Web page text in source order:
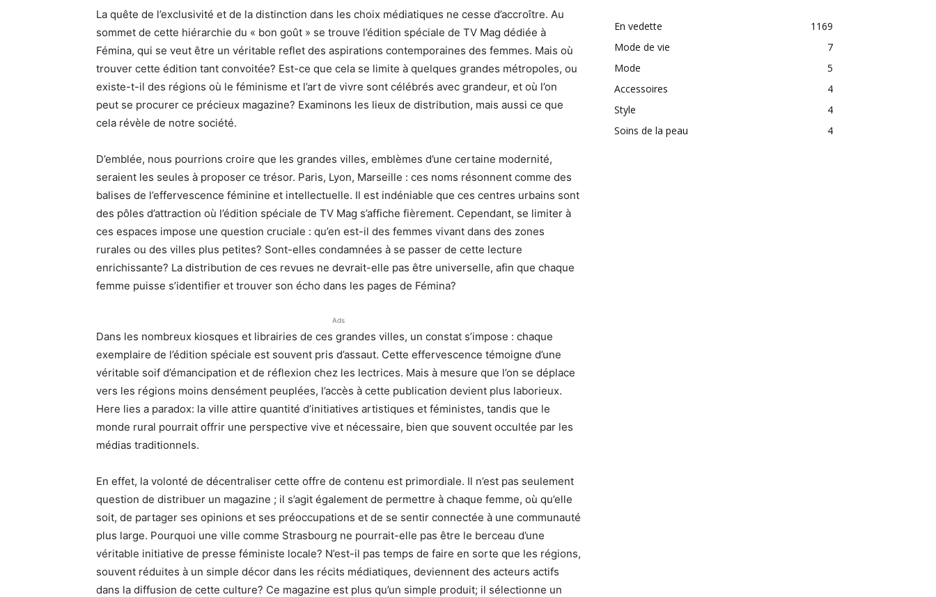
La quête de l’exclusivité et de la distinction dans les choix médiatiques ne cesse d’accroître. Au
sommet de cette hiérarchie du « bon goût » se trouve l’édition spéciale de TV Mag dédiée à
Fémina, qui se veut être un véritable reflet des aspirations contemporaines des femmes. Mais où
trouver cette édition tant convoitée? Est-ce que cela se limite à quelques grandes métropoles, ou
existe-t-il des régions où le féminisme et l’art de vivre sont célébrés avec grandeur, et où l’on
peut se procurer ce précieux magazine? Examinons les lieux de distribution, mais aussi ce que
cela révèle de notre société.
D’emblée, nous pourrions croire que les grandes villes, emblèmes d’une certaine modernité,
seraient les seules à proposer ce trésor. Paris, Lyon, Marseille : ces noms résonnent comme des
balises de l’effervescence féminine et intellectuelle. Il est indéniable que ces centres urbains sont
des pôles d’attraction où l’édition spéciale de TV Mag s’affiche fièrement. Cependant, se limiter à
ces espaces impose une question cruciale : qu’en est-il des femmes vivant dans des zones
rurales ou des villes plus petites? Sont-elles condamnées à se passer de cette lecture
enrichissante? La distribution de ces revues ne devrait-elle pas être universelle, afin que chaque
femme puisse s’identifier et trouver son écho dans les pages de Fémina?
Ads
Dans les nombreux kiosques et librairies de ces grandes villes, un constat s’impose : chaque
exemplaire de l’édition spéciale est souvent pris d’assaut. Cette effervescence témoigne d’une
véritable soif d’émancipation et de réflexion chez les lectrices. Mais à mesure que l’on se déplace
vers les régions moins densément peuplées, l’accès à cette publication devient plus laborieux.
Here lies a paradox: la ville attire quantité d’initiatives artistiques et féministes, tandis que le
monde rural pourrait offrir une perspective vive et nécessaire, bien que souvent occultée par les
médias traditionnels.
En effet, la volonté de décentraliser cette offre de contenu est primordiale. Il n’est pas seulement
question de distribuer un magazine ; il s’agit également de permettre à chaque femme, où qu’elle
soit, de partager ses opinions et ses préoccupations et de se sentir connectée à une communauté
plus large. Pourquoi une ville comme Strasbourg ne pourrait-elle pas être le berceau d’une
véritable initiative de presse féministe locale? N’est-il pas temps de faire en sorte que les régions,
souvent réduites à un simple décor dans les récits médiatiques, deviennent des acteurs actifs
dans la diffusion de cette culture? Ce magazine est plus qu’un simple produit; il sélectionne un
En vedette
1169
Mode de vie
7
Mode
5
Accessoires
4
Style
4
Soins de la peau
4